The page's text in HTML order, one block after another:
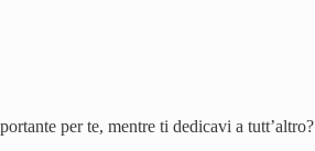
per te, mentre ti dedicavi a tutt’altro?